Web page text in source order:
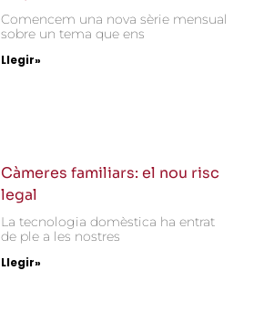
Comencem una nova sèrie mensual
sobre un tema que ens
Llegir»
Càmeres familiars: el nou risc
legal
La tecnologia domèstica ha entrat
de ple a les nostres
Llegir»